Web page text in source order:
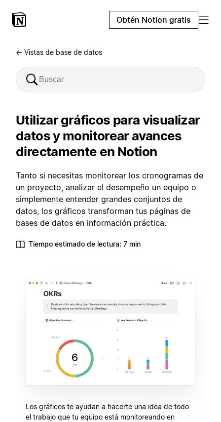
Obtén Notion gratis
← Vistas de base de datos
Utilizar gráficos para visualizar
datos y monitorear avances
directamente en Notion
Tanto si necesitas monitorear los cronogramas de
un proyecto, analizar el desempeño un equipo o
simplemente entender grandes conjuntos de
datos, los gráficos transforman tus páginas de
bases de datos en información práctica.
Tiempo estimado de lectura: 7 min
Los gráficos te ayudan a hacerte una idea de todo
el trabajo que tu equipo está monitoreando en